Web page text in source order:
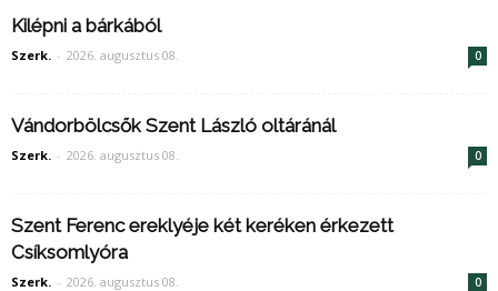
Kilépni a bárkából
Szerk. - 2026. augusztus 08. 0
Vándorbölcsők Szent László oltáránál
Szerk. - 2026. augusztus 08. 0
Szent Ferenc ereklyéje két keréken érkezett
Csíksomlyóra
Szerk. - 2026. augusztus 08. 0